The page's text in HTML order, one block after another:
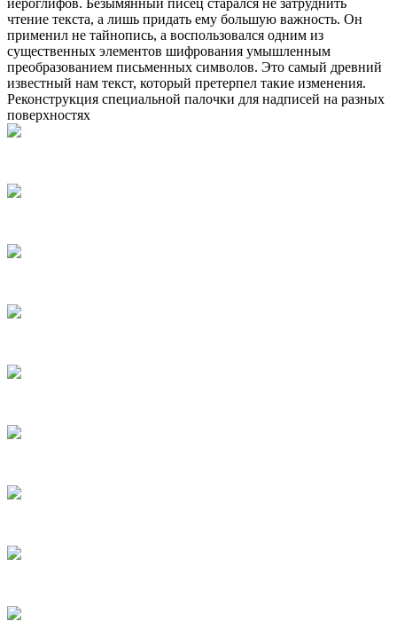
чтение текста, а лишь придать ему большую важность. Он
применил не тайнопись, а воспользовался одним из
существенных элементов шифрования умышленным
преобразованием письменных символов. Это самый древний
известный нам текст, который претерпел такие изменения.
Реконструкция специальной палочки для надписей на разных
поверхностях